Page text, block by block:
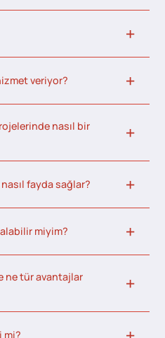
veriyor?
nasıl bir
fayda sağlar?
miyim?
ne tür avantajlar
mi?